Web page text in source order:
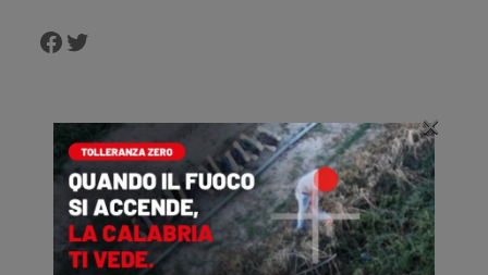
Facebook
Twitter
×